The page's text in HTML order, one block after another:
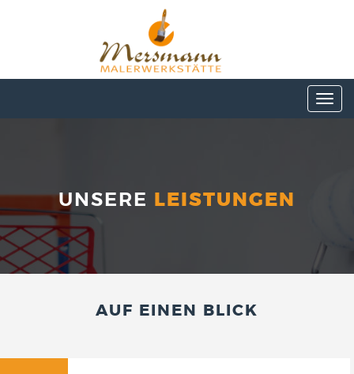
UNSERE LEISTUNGEN
AUF EINEN BLICK